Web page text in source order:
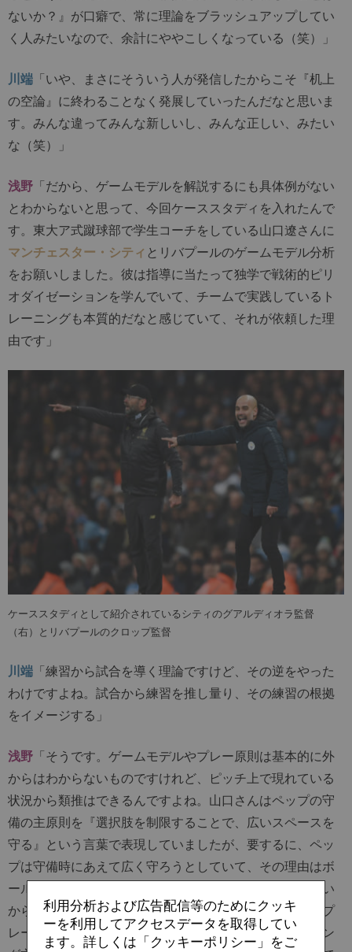
ないか？』が口癖で、常に理論をブラッシュアップしてい
く人みたいなので、余計にややこしくなっている（笑）」
川端 「いや、まさにそういう人が発信したからこそ『机上
の空論』に終わることなく発展していったんだなと思いま
す。みんな違ってみんな新しいし、みんな正しい、みたい
な（笑）」
浅野 「だから、ゲームモデルを解説するにも具体例がない
とわからないと思って、今回ケーススタディを入れたんで
す。東大ア式蹴球部で学生コーチをしている山口遼さんに
マンチェスター・シティ とリバプールのゲームモデル分析
をお願いしました。彼は指導に当たって独学で戦術的ピリ
オダイゼーションを学んでいて、チームで実践しているト
レーニングも本質的だなと感じていて、それが依頼した理
由です」
ケーススタディとして紹介されているシティのグアルディオラ監督
（右）とリバプールのクロップ監督
川端 「練習から試合を導く理論ですけど、その逆をやった
わけですよね。試合から練習を推し量り、その練習の根拠
をイメージする」
浅野 「そうです。ゲームモデルやプレー原則は基本的に外
からはわからないものですけれど、ピッチ上で現れている
状況から類推はできるんですよね。山口さんはペップの守
備の主原則を『選択肢を制限することで、広いスペースを
守る』という言葉で表現していましたが、要するに、ペッ
プは守備時にあえて広く守ろうとしていて、その理由はボ
ールを奪った後にスペースのある状態で攻撃に移行したい
からである、と。おそらくその本質はズレていなくて、プ
レー原則の細かい表現やそれを実現するためのトレーニン
利用分析および広告配信等のためにクッキ
ーを利用してアクセスデータを取得してい
ます。詳しくは「クッキーポリシー」をご